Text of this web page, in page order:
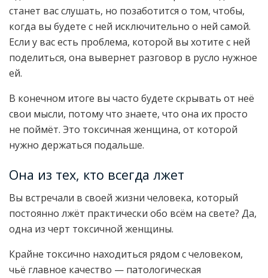
станет вас слушать, но позаботится о том, чтобы,
когда вы будете с ней исключительно о ней самой.
Если у вас есть проблема, которой вы хотите с ней
поделиться, она вывернет разговор в русло нужное
ей.
В конечном итоге вы часто будете скрывать от неё
свои мысли, потому что знаете, что она их просто
не поймёт. Это токсичная женщина, от которой
нужно держаться подальше.
Она из тех, кто всегда лжет
Вы встречали в своей жизни человека, который
постоянно лжёт практически обо всём на свете? Да,
одна из черт токсичной женщины.
Крайне токсично находиться рядом с человеком,
чьё главное качество — патологическая